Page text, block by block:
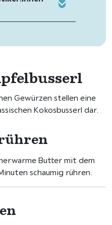
Gewürzen stellen eine
Kokosbusserl dar.
Butter mit dem
schaumig rühren.